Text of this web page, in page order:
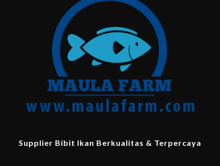
Supplier Bibit Ikan Berkualitas & Terpercaya